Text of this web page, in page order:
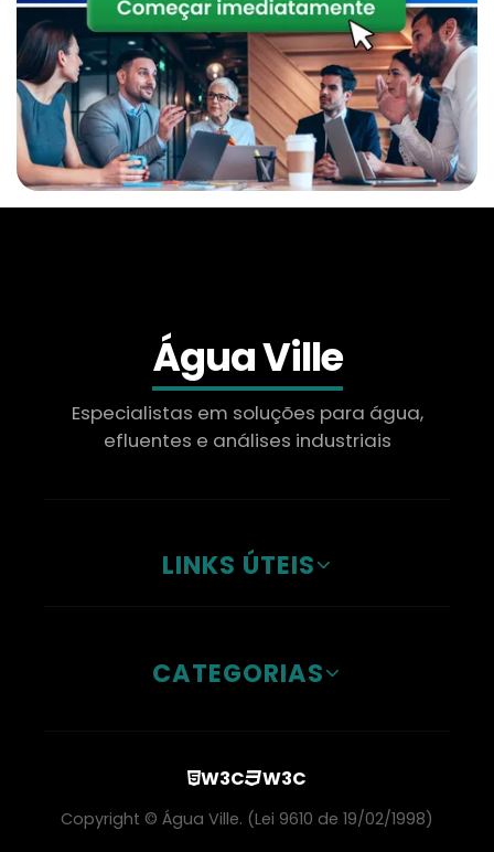
Água Ville
Especialistas em soluções para água,
efluentes e análises industriais
LINKS ÚTEIS
CATEGORIAS
Copyright © Água Ville. (Lei 9610 de 19/02/1998)
W3C W3C